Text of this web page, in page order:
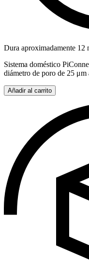
Dura aproximadamente 12
Sistema doméstico
diámetro de poro de 25 μm
Añadir al carrito